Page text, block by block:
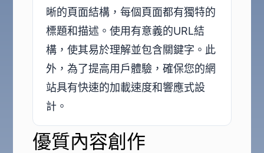
晰的頁面結構，每個頁面都有獨特的
標題和描述。使用有意義的URL結
構，使其易於理解並包含關鍵字。此
外，為了提高用戶體驗，確保您的網
站具有快速的加載速度和響應式設
計。
優質內容創作